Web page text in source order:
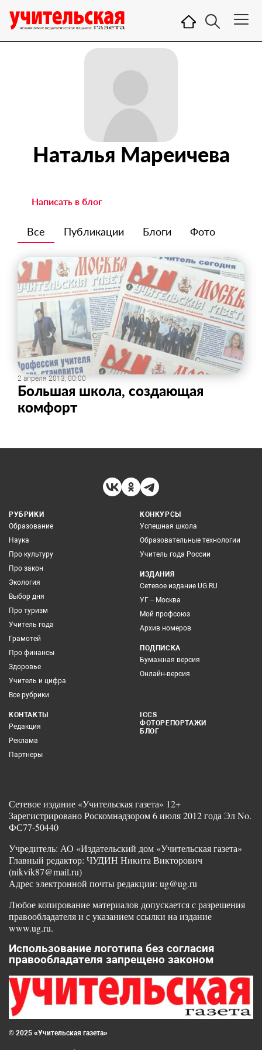
Наталья Мареичева
Написать в блог
Все Публикации Блоги Фото
2 апреля 2013, 00:00
Большая школа, создающая
комфорт
РУБРИКИ
Образование
Наука
Про культуру
Про закон
Экология
Выбор дня
Про туризм
Учитель года
Грамотей
Про финансы
Здоровье
Учитель и цифра
Все рубрики
КОНКУРСЫ
Успешная школа
Образовательные технологии
Учитель года России
ИЗДАНИЯ
Сетевое издание UG.RU
УГ – Москва
Мой профсоюз
Архив номеров
ПОДПИСКА
Бумажная версия
Онлайн-версия
КОНТАКТЫ
Редакция
Реклама
Партнеры
ICCS
ФОТОРЕПОРТАЖИ
БЛОГ
Сетевое издание «Учительская газета» 12+
Зарегистрировано Роскомнадзором 6 июля 2012 года Эл No.
ФС77-50440
Учредитель: АО «Издательский дом «Учительская газета»
Главный редактор: ЧУДИН Никита Викторович
(nikvik87@mail.ru)
Адрес электронной почты редакции: ug@ug.ru
Любое копирование материалов допускается с разрешения
правообладателя и с указанием ссылки на издание
www.ug.ru.
Использование логотипа без согласия
правообладателя запрещено законом
© 2025 «Учительская газета»